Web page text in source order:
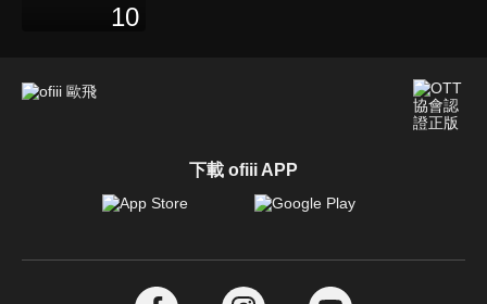
10
下載 ofiii APP